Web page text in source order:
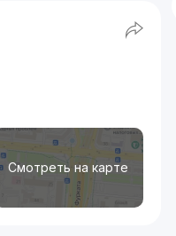
Смотреть на карте